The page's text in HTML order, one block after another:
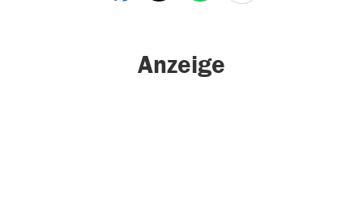
Anzeige